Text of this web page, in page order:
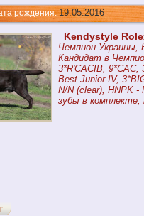
19.05.2016
Kendystyle
Чемпион Украины,
Кандидат в
3*R'CACIB, 9*CAC,
Best Junior-IV,
N/N (clear), HNPK -
зубы в комплекте,